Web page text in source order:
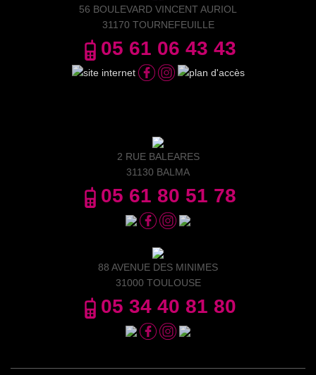
56 BOULEVARD VINCENT AURIOL
31170 TOURNEFEUILLE
05 61 06 43 43
2 RUE BALEARES
31130 BALMA
05 61 80 51 78
88 AVENUE DES MINIMES
31000 TOULOUSE
05 34 40 81 80